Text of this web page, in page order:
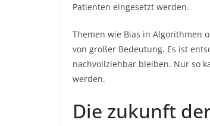
Patienten eingesetzt werden.
Themen wie Bias in Algorithmen
von großer Bedeutung. Es ist
nachvollziehbar bleiben. Nur so
werden.
Die zukunft